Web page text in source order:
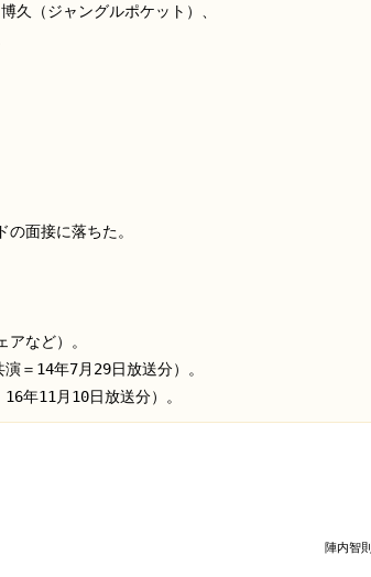
久（ジャングルポケット）、
面接に落ちた。
など）。
＝14年7月29日放送分）。
年11月10日放送分）。
陣内智則